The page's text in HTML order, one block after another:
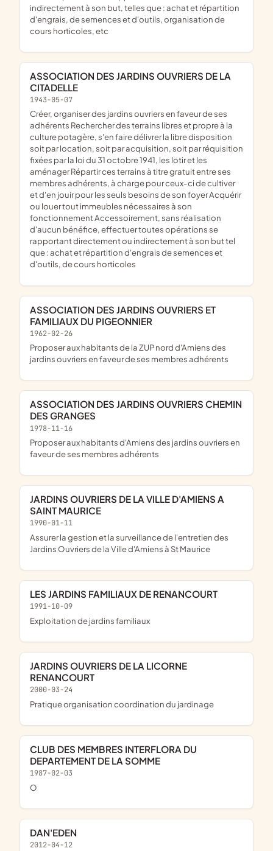
indirectement à son but, telles que : achat et répartition
d'engrais, de semences et d'outils, organisation de
cours horticoles, etc
ASSOCIATION DES JARDINS OUVRIERS DE LA
CITADELLE
1943-05-07
Créer, organiser des jardins ouvriers en faveur de ses
adhérents Rechercher des terrains libres et propre à la
culture potagère, s'en faire délivrer la libre disposition
soit par location, soit par acquisition, soit par réquisition
fixées par la loi du 31 octobre 1941, les lotir et les
aménager Répartir ces terrains à titre gratuit entre ses
membres adhérents, à charge pour ceux-ci de cultiver
et d'en jouir pour les seuls besoins de son foyer Acquérir
ou louer tout immeubles nécessaires à son
fonctionnement Accessoirement, sans réalisation
d'aucun bénéfice, effectuer toutes opérations se
rapportant directement ou indirectement à son but tel
que : achat et répartition d'engrais de semences et
d'outils, de cours horticoles
ASSOCIATION DES JARDINS OUVRIERS ET
FAMILIAUX DU PIGEONNIER
1962-02-26
Proposer aux habitants de la ZUP nord d'Amiens des
jardins ouvriers en faveur de ses membres adhérents
ASSOCIATION DES JARDINS OUVRIERS CHEMIN
DES GRANGES
1978-11-16
Proposer aux habitants d'Amiens des jardins ouvriers en
faveur de ses membres adhérents
JARDINS OUVRIERS DE LA VILLE D'AMIENS A
SAINT MAURICE
1990-01-11
Assurer la gestion et la surveillance de l'entretien des
Jardins Ouvriers de la Ville d'Amiens à St Maurice
LES JARDINS FAMILIAUX DE RENANCOURT
1991-10-09
exploitation de jardins familiaux
JARDINS OUVRIERS DE LA LICORNE
RENANCOURT
2000-03-24
pratique organisation coordination du jardinage
CLUB DES MEMBRES INTERFLORA DU
DEPARTEMENT DE LA SOMME
1987-02-03
o
DAN'EDEN
2012-04-12